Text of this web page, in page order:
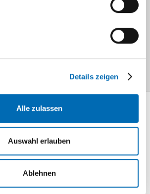
Details zeigen
Alle zulassen
Auswahl erlauben
Ablehnen
vier bis sechs
zwei bis drei
eine Woche
und
Sie